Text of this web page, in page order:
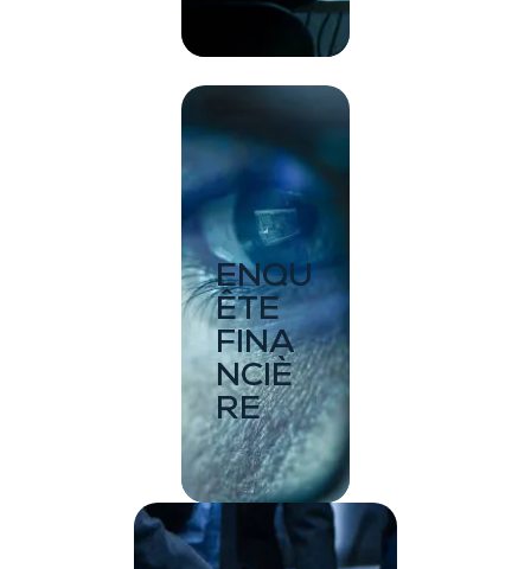
ENQU
ÊTE
FINA
NCIÈ
RE